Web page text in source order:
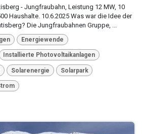
- Jungfraubahn, Leistung 12 MW, 10
Haushalte. 10.6.2025 Was war die Idee der
Die Jungfraubahnen Gruppe, ...
Energiewende
Installierte Photovoltaikanlagen
Solarenergie Solarpark